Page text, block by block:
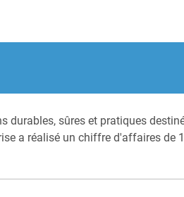
durables, sûres et pratiques
a réalisé un chiffre d'affaires de